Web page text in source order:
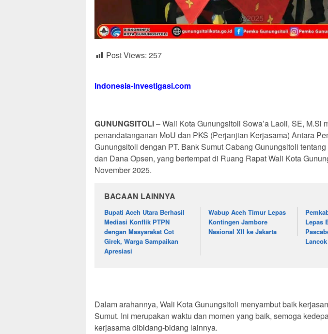
Post Views: 257
Indonesia-Investigasi.com
GUNUNGSITOLI– Wali Kota Gunungsitoli Sowa’a Laoli, SE, M.Si
penandatanganan MoU dan PKS (Perjanjian Kerjasama) Antara
Gunungsitoli dengan PT. Bank Sumut Cabang Gunungsitoli
dan Dana Opsen, yang bertempat di Ruang Rapat Wali Kota
November 2025.
BACAAN LAINNYA
Bupati Aceh Utara Berhasil
Mediasi Konflik PTPN
dengan Masyarakat Cot
Girek, Warga Sampaikan
Apresiasi
Wabup Aceh Timur Lepas
Kontingen Jambore
Nasional XII ke Jakarta
Lepas
Lancok
Dalam arahannya, Wali Kota Gunungsitoli menyambut baik
Sumut. Ini merupakan waktu dan momen yang baik, semoga
kerjasama dibidang-bidang lainnya.